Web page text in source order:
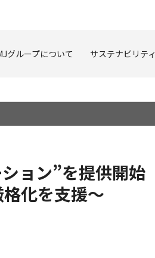
グループについて サステナビリティ
ョン”を提供開始
化を支援～